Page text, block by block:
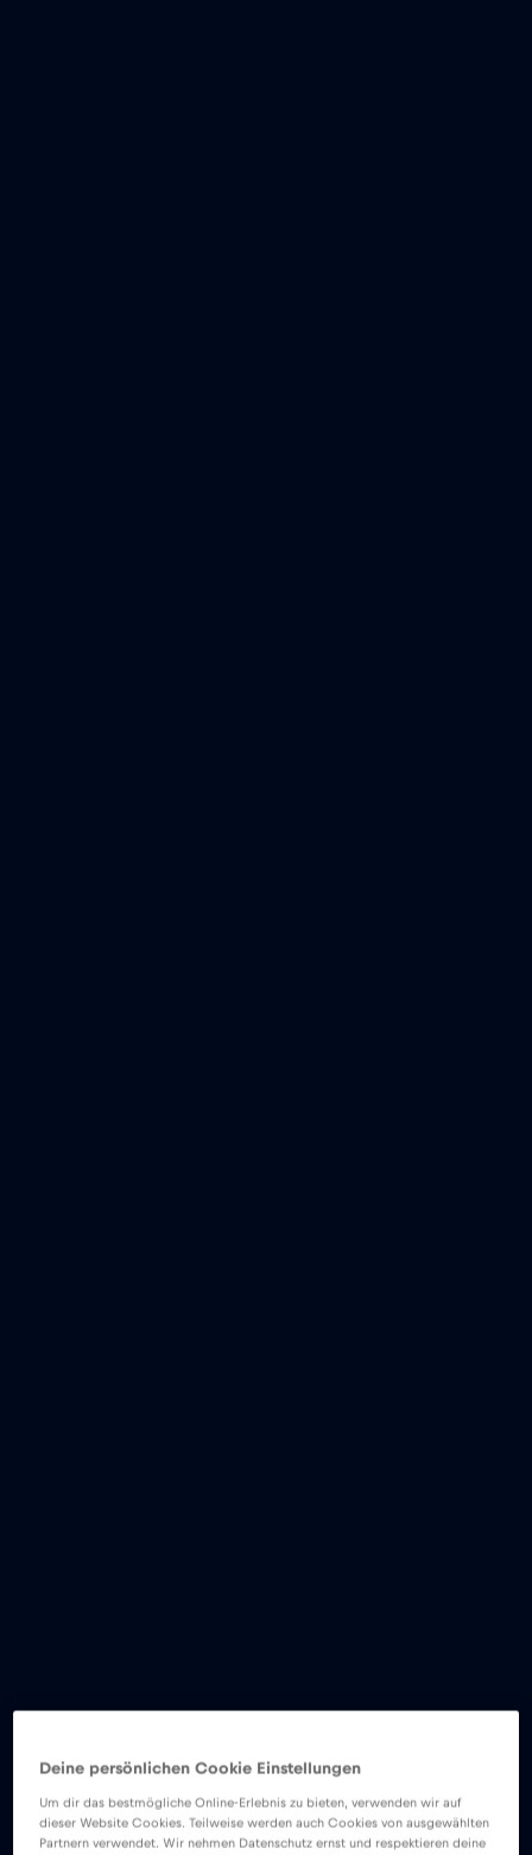
Deine persönlichen Cookie Einstellungen
Um dir das bestmögliche Online-Erlebnis zu bieten, verwenden wir auf
dieser Website Cookies. Teilweise werden auch Cookies von ausgewählten
Partnern verwendet. Wir nehmen Datenschutz ernst und respektieren deine